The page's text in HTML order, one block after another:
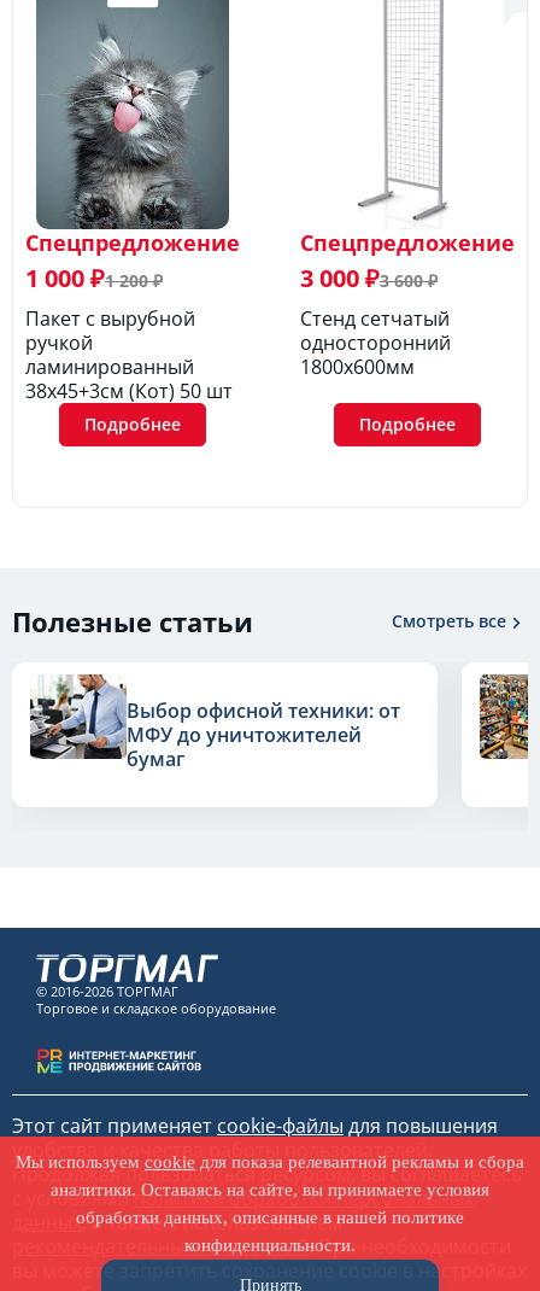
Спецпредложение
1 000 ₽1 200 ₽
Пакет с вырубной
ручкой
ламинированный
38х45+3см (Кот) 50 шт
Подробнее
Спецпредложение
3 000 ₽3 600 ₽
Стенд сетчатый
односторонний
1800х600мм
Подробнее
Полезные статьи Смотреть все
Выбор офисной техники: от
МФУ до уничтожителей
бумаг
© 2016-2026 ТОРГМАГ
Торговое и складское оборудование
Этот сайт применяет cookie-файлы для повышения
удобства и качества работы пользователей.
Продолжая пользоваться ресурсом, вы соглашаетесь
с условиямиполитики обработки персональных
данных, а также с использованием
рекомендательных технологий. При необходимости
вы можете запретить сохранение cookie в настройках
Мы используем cookie для показа релевантной рекламы и сбора
аналитики. Оставаясь на сайте, вы принимаете условия
обработки данных, описанные в нашей политике
конфиденциальности.
Принять